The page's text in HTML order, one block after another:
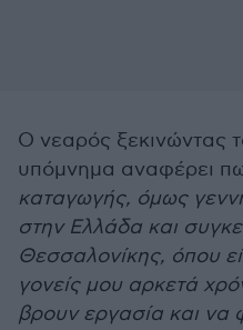
O νεαρός ξεκινώντας
υπόμνημα αναφέρει
καταγωγής, όμως
στην Ελλάδα και
Θεσσαλονίκης, όπου
γονείς μου αρκετά
βρουν εργασία και να